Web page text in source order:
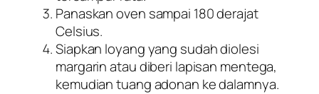
Panaskan oven sampai 180 derajat
Celsius.
Siapkan loyang yang sudah diolesi
margarin atau diberi lapisan mentega,
kemudian tuang adonan ke dalamnya.